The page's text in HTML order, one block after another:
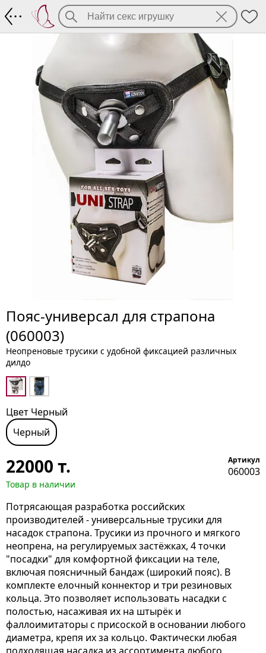
Пояс-универсал для страпона
(060003)
Неопреновые трусики с удобной фиксацией различных
дилдо
Цвет Черный
Черный
22000 т.
Товар в наличии
Артикул
060003
Потрясающая разработка российских
производителей - универсальные трусики для
насадок страпона. Трусики из прочного и мягкого
неопрена, на регулируемых застёжках, 4 точки
"посадки" для комфортной фиксации на теле,
включая поясничный бандаж (широкий пояс). В
комплекте елочный коннектор и три резиновых
кольца. Это позволяет использовать насадки с
полостью, насаживая их на штырёк и
фаллоимитаторы с присоской в основании любого
диаметра, крепя их за кольцо. Фактически любая
Пояс-универсал для страпона (060003)